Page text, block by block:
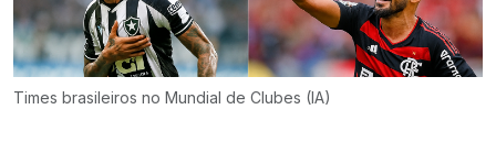
Times brasileiros no Mundial de Clubes (IA)